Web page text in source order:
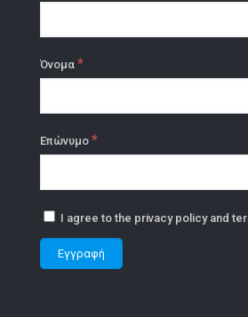
Όνομα *
Επώνυμο *
I agree to the privacy policy and